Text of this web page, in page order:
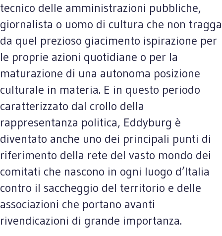
tecnico delle amministrazioni pubbliche,
giornalista o uomo di cultura che non tragga
da quel prezioso giacimento ispirazione per
le proprie azioni quotidiane o per la
maturazione di una autonoma posizione
culturale in materia. E in questo periodo
caratterizzato dal crollo della
rappresentanza politica, Eddyburg è
diventato anche uno dei principali punti di
riferimento della rete del vasto mondo dei
comitati che nascono in ogni luogo d’Italia
contro il saccheggio del territorio e delle
associazioni che portano avanti
rivendicazioni di grande importanza.